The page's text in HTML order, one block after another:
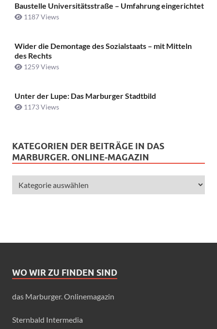
Baustelle Universitätsstraße ­– Umfahrung eingerichtet
1187 Views
Wider die Demontage des Sozialstaats – mit Mitteln
des Rechts
1259 Views
Unter der Lupe: Das Marburger Stadtbild
1173 Views
KATEGORIEN DER BEITRÄGE IN DAS
MARBURGER. ONLINE-MAGAZIN
WO WIR ZU FINDEN SIND
das Marburger. Onlinemagazin
Sternbald Intermedia